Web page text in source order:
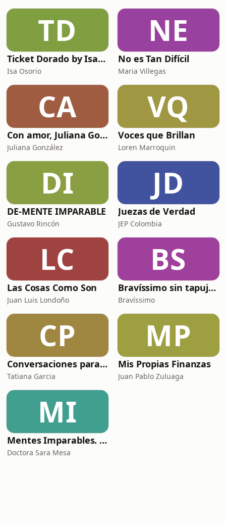
TD
Ticket Dorado by Isa Osorio
Isa Osorio
NE
No es Tan Difícil
Maria Villegas
CA
Con amor, Juliana González
Juliana González
VQ
Voces que Brillan
Loren Marroquin
DI
DE-MENTE IMPARABLE
Gustavo Rincón
JD
Juezas de Verdad
JEP Colombia
LC
Las Cosas Como Son
Juan Luis Londoño
BS
Bravíssimo sin tapujos, el podcast
Bravíssimo
CP
Conversaciones para líderes
Tatiana Garcia
MP
Mis Propias Finanzas
Juan Pablo Zuluaga
MI
Mentes Imparables. Mejores Personas, mejor planeta.
Doctora Sara Mesa